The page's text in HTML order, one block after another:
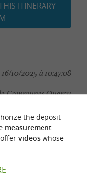
ITINERARY
16/10/2025 à 10:47:08
Communes Quercy
de Communes
de l'Aveyron
the deposit
measurement
videoswhose